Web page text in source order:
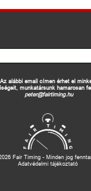
Az alábbi email címen érhet el
munkatársunk hamarosan
peter@fairtiming.hu
Fair Timing - Minden jog
Adatvédelmi tájékoztató